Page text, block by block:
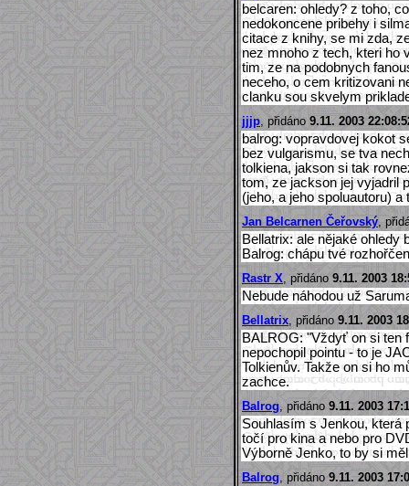
belcaren: ohledy? z toho,
nedokoncene pribehy i
citace z knihy, se mi zda,
nez mnoho z tech, kteri ho
tim, ze na podobnych
neceho, o cem kritizovani
clanku sou skvelym
jjjp , přidáno 9.11. 2003
balrog: vopravdovej kokot
bez vulgarismu, se tva
tolkiena, jakson si tak
tom, ze jackson jej vyjadril
(jeho, a jeho spoluautoru)
Jan Belcarnen Čeřovský ,
Bellatrix: ale nějaké ohledy
Balrog: chápu tvé
Rastr X , přidáno 9.11. 2003
Nebude náhodou už
Bellatrix , přidáno 9.11. 2003
BALROG: "Vždyť on si ten
nepochopil pointu - to je
Tolkienův. Takže on si ho
zachce.
Balrog , přidáno 9.11. 2003
Souhlasím s Jenkou, která
točí pro kina a nebo pro
Výborně Jenko, to by si
Balrog , přidáno 9.11. 2003